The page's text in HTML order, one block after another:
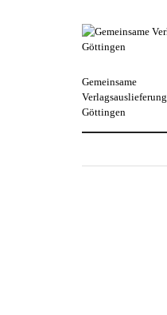
Gemeinsame
Verlagsauslieferung
Göttingen